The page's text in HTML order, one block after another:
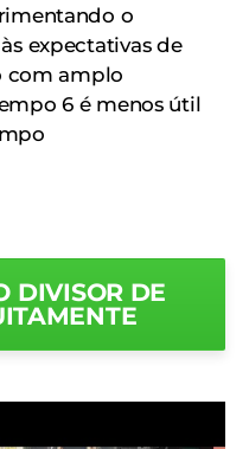
o
expectativas de
com amplo
6 é menos útil
DIVISOR DE